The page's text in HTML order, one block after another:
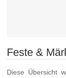
Feste &
Diese Übersicht